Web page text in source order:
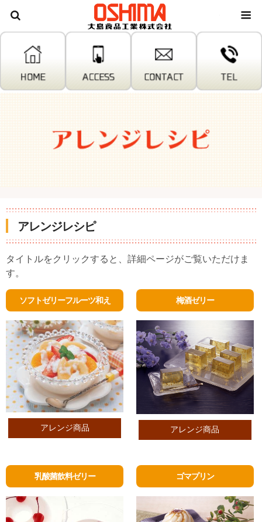
大島食
アレンジレシピ
タイトルをクリックすると、詳細ページがご覧いただけま
す。
ソフトゼリーフルーツ和え
アレンジ商品
梅酒ゼリー
アレンジ商品
乳酸菌飲料ゼリー ゴマプリン